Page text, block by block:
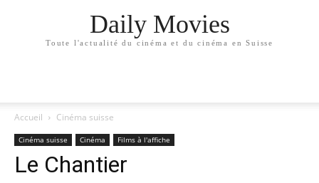
Daily Movies
Toute l'actualité du cinéma et du cinéma en Suisse
Accueil Cinéma suisse
Cinéma suisse Cinéma Films à l'affiche
Le Chantier